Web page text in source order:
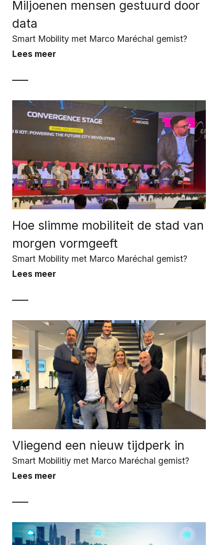
Miljoenen mensen gestuurd door
data
Smart Mobility met Marco Maréchal gemist?
Lees meer
Hoe slimme mobiliteit de stad van
morgen vormgeeft
Smart Mobility met Marco Maréchal gemist?
Lees meer
Vliegend een nieuw tijdperk in
Smart Mobilitiy met Marco Maréchal gemist?
Lees meer